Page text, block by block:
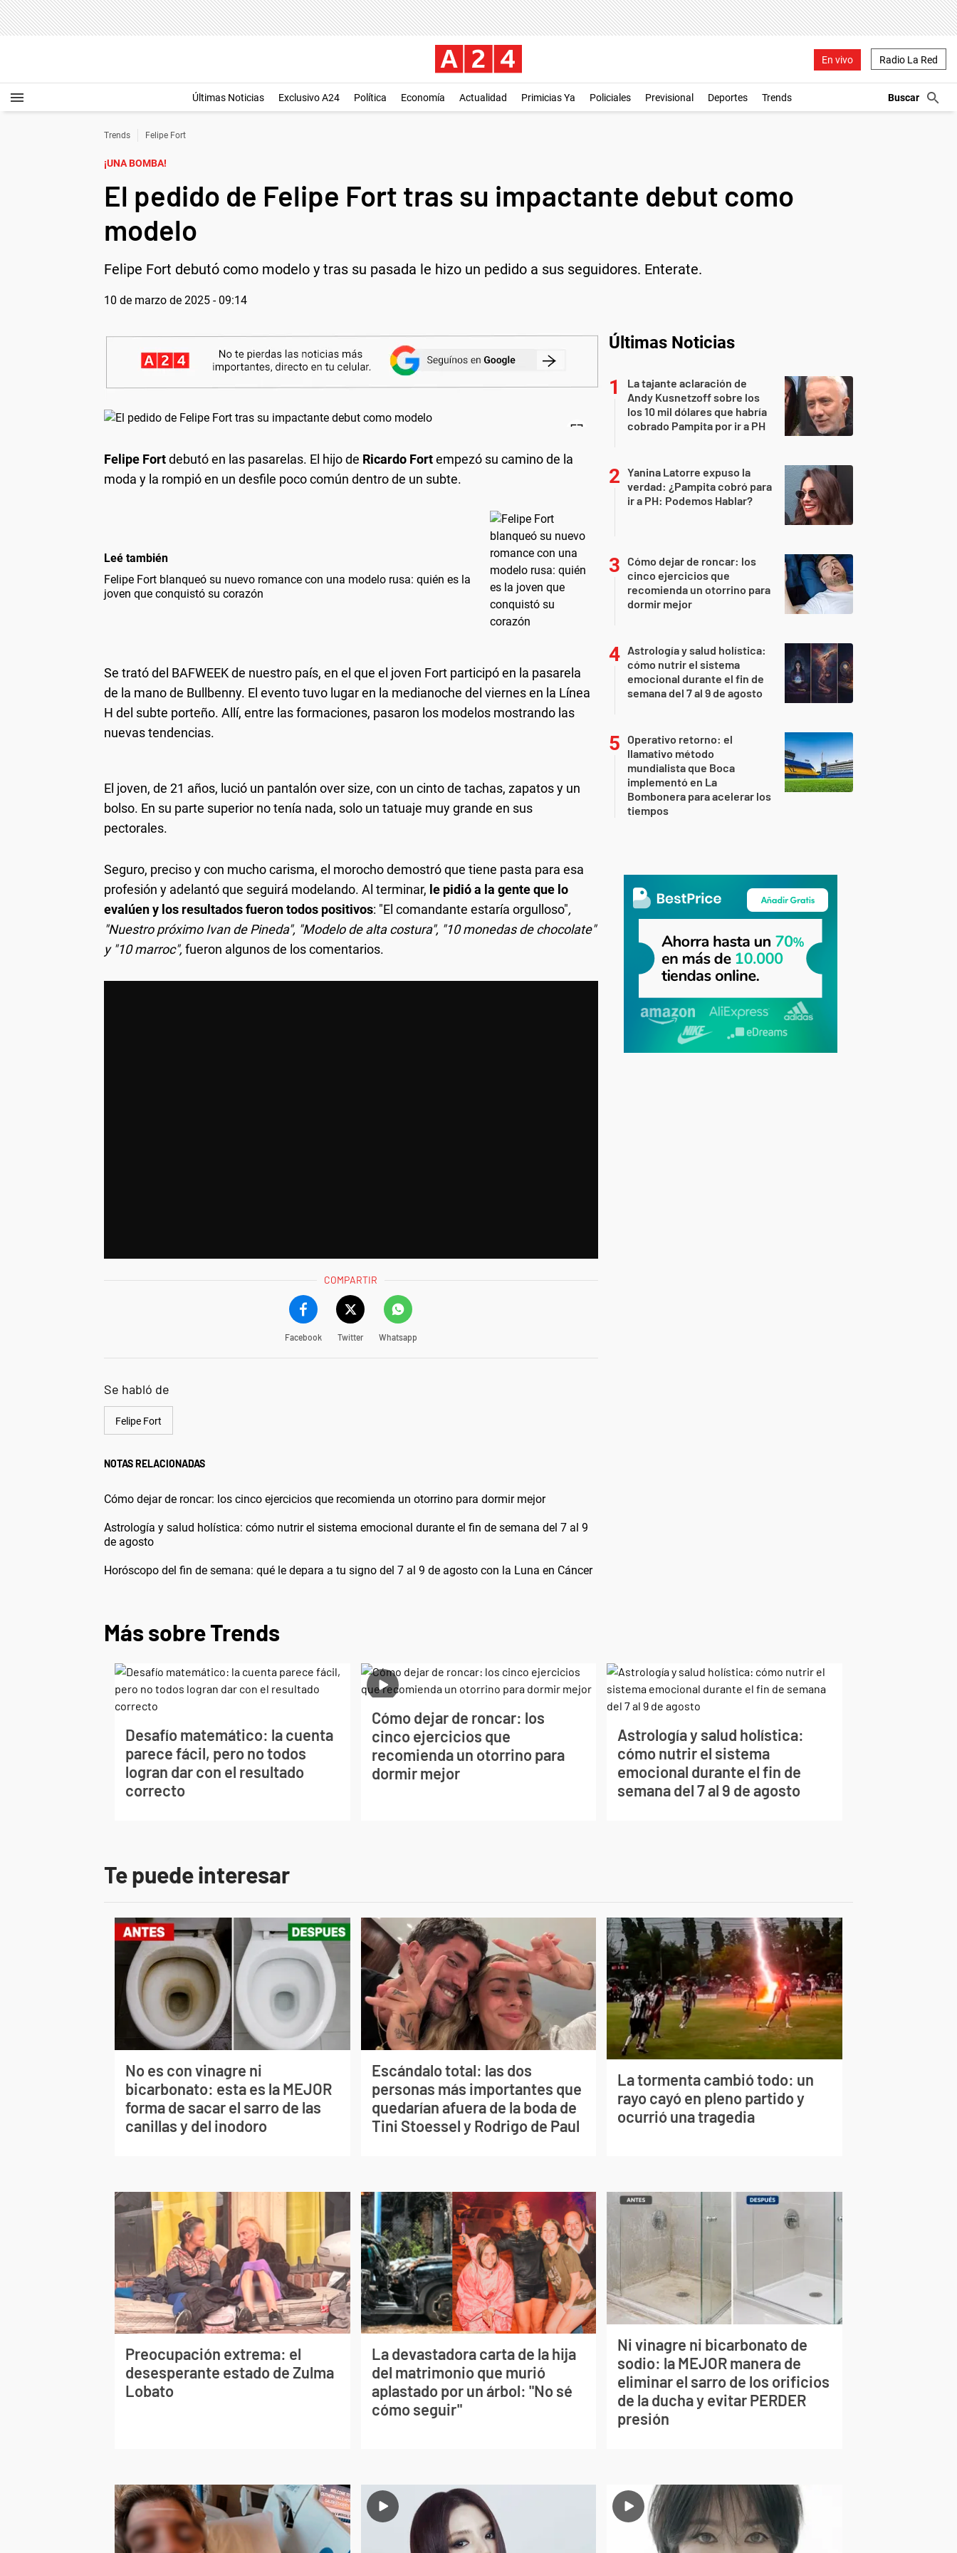
En vivo Radio La Red
Últimas Noticias Exclusivo A24 Política Economía Actualidad Primicias Ya Policiales Previsional Deportes Trends
Trends Felipe Fort
¡UNA BOMBA!
El pedido de Felipe Fort tras su impactante debut como
modelo
Felipe Fort debutó como modelo y tras su pasada le hizo un pedido a sus seguidores. Enterate.
10 de marzo de 2025 - 09:14
Felipe Fortdebutó en las pasarelas. El hijo de Ricardo Fortempezó su camino de la
moda y la rompió en un desfile poco común dentro de un subte.
Leé también
Felipe Fort blanqueó su nuevo romance con una modelo rusa: quién es la
joven que conquistó su corazón
Se trató del BAFWEEK de nuestro país, en el que el joven Fort participó en la pasarela
de la mano de Bullbenny. El evento tuvo lugar en la medianoche del viernes en la Línea
H del subte porteño. Allí, entre las formaciones, pasaron los modelos mostrando las
nuevas tendencias.
El joven, de 21 años, lució un pantalón over size, con un cinto de tachas, zapatos y un
bolso. En su parte superior no tenía nada, solo un tatuaje muy grande en sus
pectorales.
Seguro, preciso y con mucho carisma, el morocho demostró que tiene pasta para esa
profesión y adelantó que seguirá modelando. Al terminar, le pidió a la gente que lo
evalúen y los resultados fueron todos positivos: "El comandante estaría orgulloso",
"Nuestro próximo Ivan de Pineda", "Modelo de alta costura", "10 monedas de chocolate"
y "10 marroc", fueron algunos de los comentarios.
COMPARTIR
Facebook Twitter Whatsapp
Se habló de
Felipe Fort
NOTAS RELACIONADAS
Cómo dejar de roncar: los cinco ejercicios que recomienda un otorrino para dormir mejor
Astrología y salud holística: cómo nutrir el sistema emocional durante el fin de semana del 7 al 9
de agosto
Horóscopo del fin de semana: qué le depara a tu signo del 7 al 9 de agosto con la Luna en Cáncer
Últimas Noticias
La tajante aclaración de
Andy Kusnetzoff sobre los
los 10 mil dólares que habría
cobrado Pampita por ir a PH
Yanina Latorre expuso la
verdad: ¿Pampita cobró para
ir a PH: Podemos Hablar?
Cómo dejar de roncar: los
cinco ejercicios que
recomienda un otorrino para
dormir mejor
Astrología y salud holística:
cómo nutrir el sistema
emocional durante el fin de
semana del 7 al 9 de agosto
Operativo retorno: el
llamativo método
mundialista que Boca
implementó en La
Bombonera para acelerar los
tiempos
Más sobre Trends
Desafío matemático: la cuenta
parece fácil, pero no todos
logran dar con el resultado
correcto
Cómo dejar de roncar: los
cinco ejercicios que
recomienda un otorrino para
dormir mejor
Astrología y salud holística:
cómo nutrir el sistema
emocional durante el fin de
semana del 7 al 9 de agosto
Te puede interesar
No es con vinagre ni
bicarbonato: esta es la MEJOR
forma de sacar el sarro de las
canillas y del inodoro
Escándalo total: las dos
personas más importantes que
quedarían afuera de la boda de
Tini Stoessel y Rodrigo de Paul
La tormenta cambió todo: un
rayo cayó en pleno partido y
ocurrió una tragedia
Preocupación extrema: el
desesperante estado de Zulma
Lobato
La devastadora carta de la hija
del matrimonio que murió
aplastado por un árbol: "No sé
cómo seguir"
Ni vinagre ni bicarbonato de
sodio: la MEJOR manera de
eliminar el sarro de los orificios
de la ducha y evitar PERDER
presión